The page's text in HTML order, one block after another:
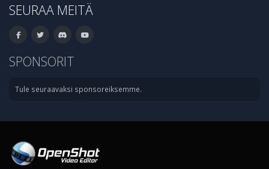
SEURAA MEITÄ
SPONSORIT
Tule seuraavaksi sponsoreiksemme.